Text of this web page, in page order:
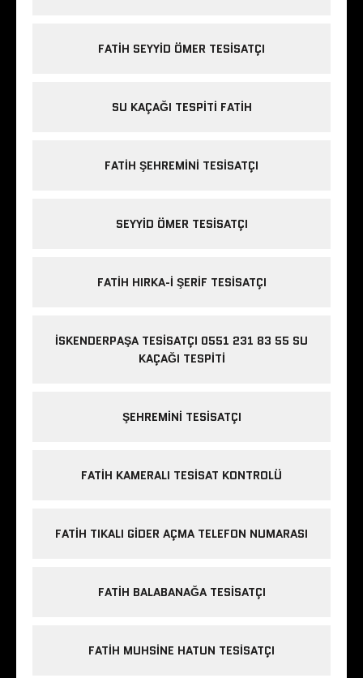
FATIH SEYYID ÖMER TESISATÇI
SU KAÇAĞI TESPITI FATIH
FATIH ŞEHREMINI TESISATÇI
SEYYID ÖMER TESISATÇI
FATIH HIRKA-I ŞERIF TESISATÇI
İSKENDERPAŞA TESISATÇI 0551 231 83 55 SU
KAÇAĞI TESPITI
ŞEHREMINI TESISATÇI
FATIH KAMERALI TESISAT KONTROLÜ
FATIH TIKALI GIDER AÇMA TELEFON NUMARASI
FATIH BALABANAĞA TESISATÇI
FATIH MUHSINE HATUN TESISATÇI